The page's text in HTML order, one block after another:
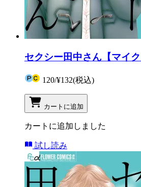
セクシー田中さん【マイ
120/¥132(税込)
カートに追加
カートに追加しました
試し読み